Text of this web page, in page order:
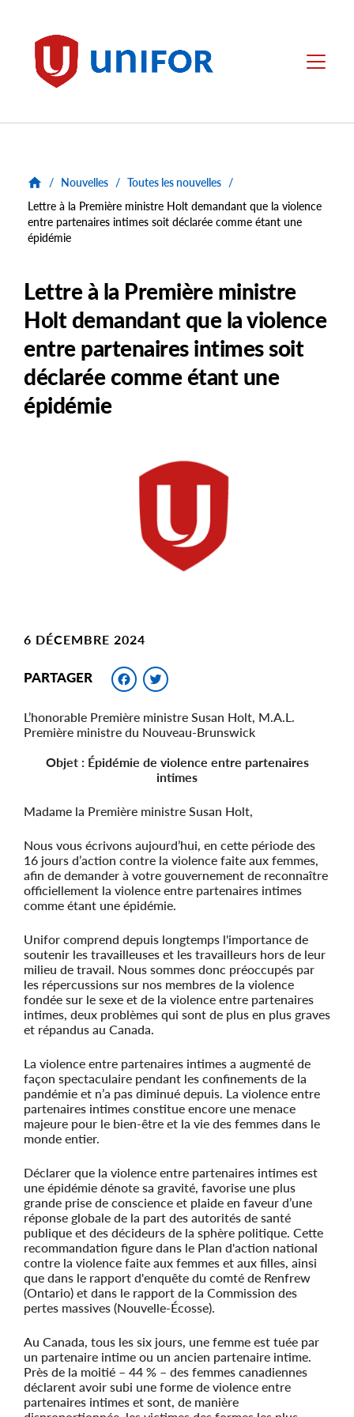
Unifor Menu
/ Nouvelles / Toutes les nouvelles /
Lettre à la Première ministre Holt demandant que la violence
entre partenaires intimes soit déclarée comme étant une
épidémie
Lettre à la Première ministre
Holt demandant que la violence
entre partenaires intimes soit
déclarée comme étant une
épidémie
6 DÉCEMBRE 2024
PARTAGER Facebook
L’honorable Première ministre Susan Holt, M.A.L.
Première ministre du Nouveau-Brunswick
Objet : Épidémie de violence entre partenaires
intimes
Madame la Première ministre Susan Holt,
Nous vous écrivons aujourd’hui, en cette période des
16 jours d’action contre la violence faite aux femmes,
afin de demander à votre gouvernement de reconnaître
officiellement la violence entre partenaires intimes
comme étant une épidémie.
Unifor comprend depuis longtemps l'importance de
soutenir les travailleuses et les travailleurs hors de leur
milieu de travail. Nous sommes donc préoccupés par
les répercussions sur nos membres de la violence
fondée sur le sexe et de la violence entre partenaires
intimes, deux problèmes qui sont de plus en plus graves
et répandus au Canada.
La violence entre partenaires intimes a augmenté de
façon spectaculaire pendant les confinements de la
pandémie et n’a pas diminué depuis. La violence entre
partenaires intimes constitue encore une menace
majeure pour le bien-être et la vie des femmes dans le
monde entier.
Déclarer que la violence entre partenaires intimes est
une épidémie dénote sa gravité, favorise une plus
grande prise de conscience et plaide en faveur d’une
réponse globale de la part des autorités de santé
publique et des décideurs de la sphère politique. Cette
recommandation figure dans le Plan d'action national
contre la violence faite aux femmes et aux filles, ainsi
que dans le rapport d'enquête du comté de Renfrew
(Ontario) et dans le rapport de la Commission des
pertes massives (Nouvelle-Écosse).
Au Canada, tous les six jours, une femme est tuée par
un partenaire intime ou un ancien partenaire intime.
Près de la moitié – 44 % – des femmes canadiennes
déclarent avoir subi une forme de violence entre
partenaires intimes et sont, de manière